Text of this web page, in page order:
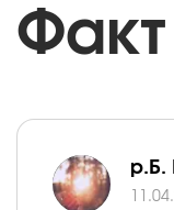
р.Б.